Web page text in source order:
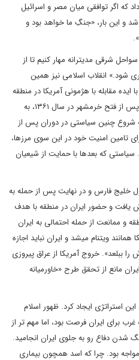
که اگر توافقی میان مصر و اسرائیل
و این بار، «جنگِ ما خواهد بود و
شرقی مدیترانه مهار کنیم تا از
شود.» انقلاب اسلامی نیز همین
مقابله با هژمونی آمریکا در منطقه
بازتعریف کرد. ورود ایران به خاک عراق پس از فتح خرمشهر در سال ۱۳۶۱، به
شروع چنین سیاستی در دوران پس از
تامین امنیت خود در این سوی مرزها،‌
که بعدها با حمایت از شیعیان
خلیج فارس و در نهایت پس از حمله به
یافت و حضور ایران در منطقه با هدف
و ممانعت از حمله احتمالی به ایران
ویتنام میشد و ایران نباید اجازه
ببلعد». خروج آمریکا از عراق پیروزی
مانع از تحقق طرح «خاورمیانه
استراتژی ایجاد کرد. ظهور اسلام
برای ایران فرصت بود، اما مهم تر از
دفاع رو به جلوی ایران انجامید.
بود. چرا که اسد همچون بیماری